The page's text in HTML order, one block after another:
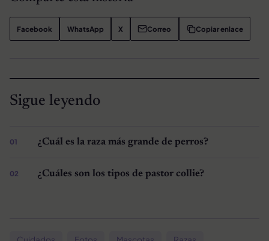
Facebook WhatsApp X Correo Copiar enlace
Sigue leyendo
¿Cuál es la raza más grande de perros?
¿Cuáles son los tipos de pastor collie?